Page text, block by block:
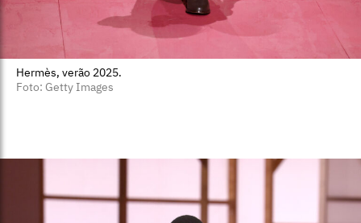
Hermès, verão 2025.
Foto: Getty Images